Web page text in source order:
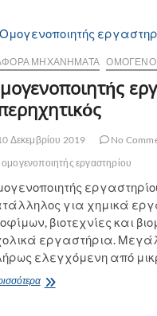
ΜΗΧΑΝΉΜΑΤΑ
Δεκεμβρίου 2019
No
ομογενοποιητής εργαστηρίου
για χημικά
βιοτεχνίες και
εργαστήρια.
ελεγχόμενη από
Ομογενοποιητής